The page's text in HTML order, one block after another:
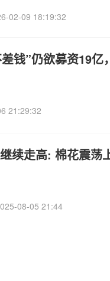
02-09 18:19:32
钱”仍欲募资19亿
21:29:32
续走高: 棉花震荡
08-05 21:44